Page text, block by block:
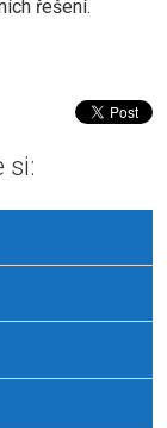
řešení.
si: